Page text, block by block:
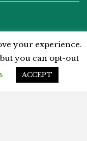
โยบายความเป็นส่วนตัว
your experience.
you can opt-out
ACCEPT